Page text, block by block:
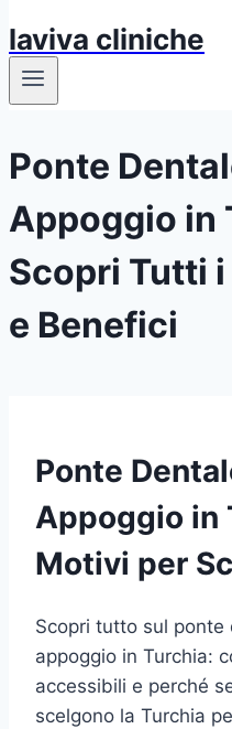
laviva cliniche
Ponte
Appoggio in
Scopri Tutti
e Benefici
Ponte
Appoggio in
Motivi per
Scopri tutto sul
appoggio in Turchia:
accessibili e perché
scelgono la Turchia